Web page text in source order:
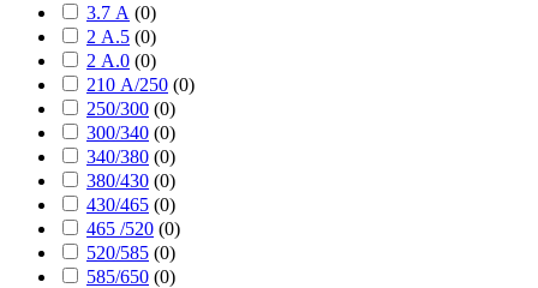
3.7 А (0)
2 А.5 (0)
2 А.0 (0)
210 А/250 (0)
250/300 (0)
300/340 (0)
340/380 (0)
380/430 (0)
430/465 (0)
465 /520 (0)
520/585 (0)
585/650 (0)